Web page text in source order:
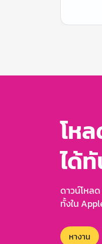
โห
ได้
ดาวน์โหลด
ทั้งใน
หางาน